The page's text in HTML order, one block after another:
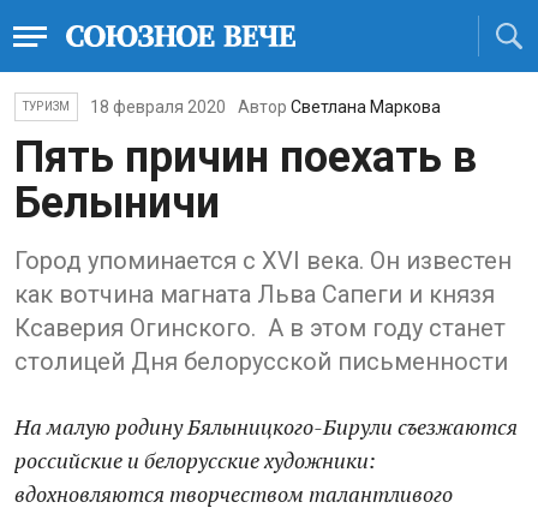
ТУРИЗМ 18 февраля 2020 АвторСветлана Маркова
Пять причин поехать в
Белыничи
Город упоминается с XVI века. Он известен
как вотчина магната Льва Сапеги и князя
Ксаверия Огинского. А в этом году станет
столицей Дня белорусской письменности
На малую родину Бялыницкого-Бирули съезжаются
российские и белорусские художники:
вдохновляются творчеством талантливого